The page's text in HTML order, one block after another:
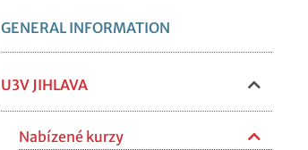
GENERAL INFORMATION
U3V JIHLAVA
Nabízené kurzy